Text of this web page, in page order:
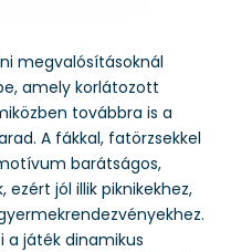
megvalósításoknál
amely korlátozott
továbbra is a
A fákkal, fatörzsekkel
barátságos,
jól illik piknikekhez,
a játék dinamikus